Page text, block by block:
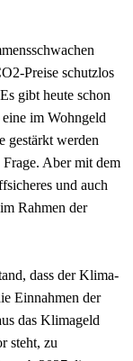
Preise schutzlos
gibt heute schon
im Wohngeld
gestärkt werden
Frage. Aber mit dem
und auch
Rahmen der
dass der Klima-
Einnahmen der
das Klimageld
steht, zu